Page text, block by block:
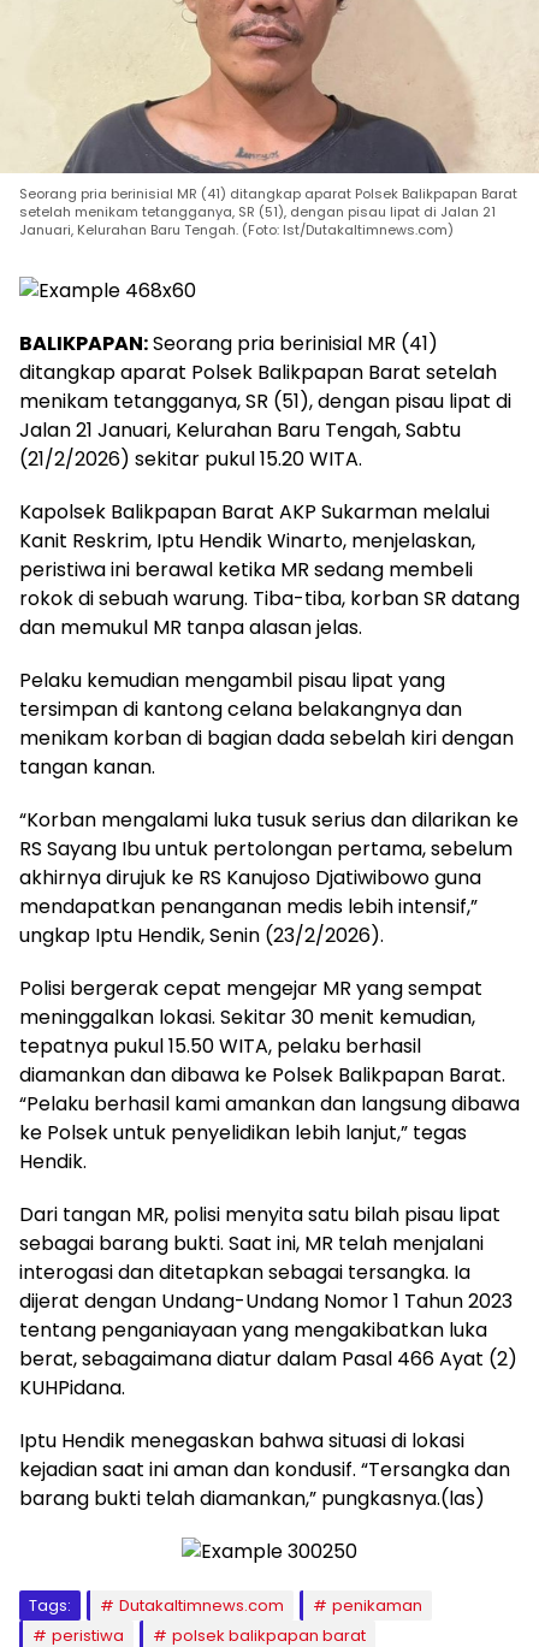
Seorang pria berinisial MR (41) ditangkap aparat Polsek Balikpapan Barat
setelah menikam tetangganya, SR (51), dengan pisau lipat di Jalan 21
Januari, Kelurahan Baru Tengah. (Foto: Ist/Dutakaltimnews.com)
BALIKPAPAN:Seorang pria berinisial MR (41)
ditangkap aparat Polsek Balikpapan Barat setelah
menikam tetangganya, SR (51), dengan pisau lipat di
Jalan 21 Januari, Kelurahan Baru Tengah, Sabtu
(21/2/2026) sekitar pukul 15.20 WITA.
Kapolsek Balikpapan Barat AKP Sukarman melalui
Kanit Reskrim, Iptu Hendik Winarto, menjelaskan,
peristiwa ini berawal ketika MR sedang membeli
rokok di sebuah warung. Tiba-tiba, korban SR datang
dan memukul MR tanpa alasan jelas.
Pelaku kemudian mengambil pisau lipat yang
tersimpan di kantong celana belakangnya dan
menikam korban di bagian dada sebelah kiri dengan
tangan kanan.
“Korban mengalami luka tusuk serius dan dilarikan ke
RS Sayang Ibu untuk pertolongan pertama, sebelum
akhirnya dirujuk ke RS Kanujoso Djatiwibowo guna
mendapatkan penanganan medis lebih intensif,”
ungkap Iptu Hendik, Senin (23/2/2026).
Polisi bergerak cepat mengejar MR yang sempat
meninggalkan lokasi. Sekitar 30 menit kemudian,
tepatnya pukul 15.50 WITA, pelaku berhasil
diamankan dan dibawa ke Polsek Balikpapan Barat.
“Pelaku berhasil kami amankan dan langsung dibawa
ke Polsek untuk penyelidikan lebih lanjut,” tegas
Hendik.
Dari tangan MR, polisi menyita satu bilah pisau lipat
sebagai barang bukti. Saat ini, MR telah menjalani
interogasi dan ditetapkan sebagai tersangka. Ia
dijerat dengan Undang-Undang Nomor 1 Tahun 2023
tentang penganiayaan yang mengakibatkan luka
berat, sebagaimana diatur dalam Pasal 466 Ayat (2)
KUHPidana.
Iptu Hendik menegaskan bahwa situasi di lokasi
kejadian saat ini aman dan kondusif. “Tersangka dan
barang bukti telah diamankan,” pungkasnya.(las)
Tags: Dutakaltimnews.com
penikaman
peristiwa
polsek balikpapan barat